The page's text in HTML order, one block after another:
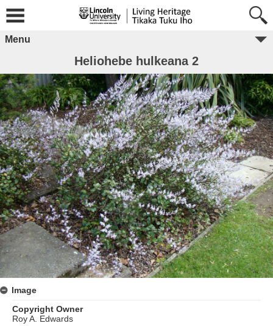
Menu
Heliohebe hulkeana 2
Image
Copyright Owner
Roy A. Edwards